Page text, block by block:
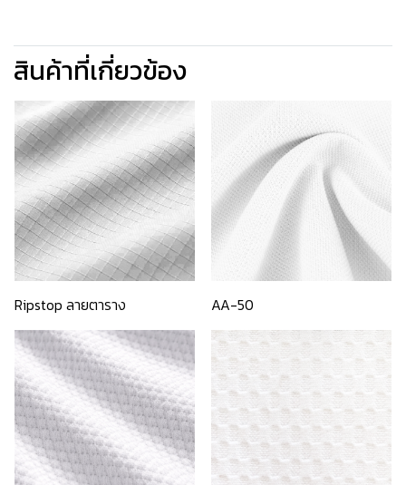
สินค้าที่เกี่ยวข้อง
Ripstop ลายตาราง AA-50